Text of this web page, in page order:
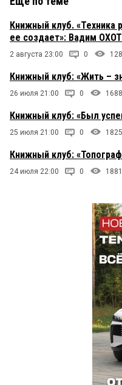
Книжный клуб. «Техника
ее создает»: Вадим
2 августа 23:00 0
Книжный клуб: «Жить –
26 июля 21:00 0 1688
Книжный клуб: «Был
25 июля 21:00 0 1825
Книжный клуб:
24 июля 22:00 0 1881